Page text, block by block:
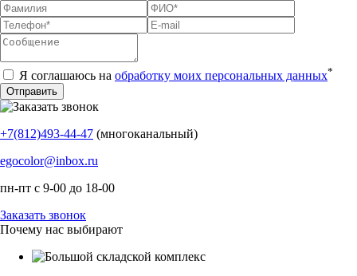
Я соглашаюсь на обработку моих персональных данных*
+7(812)493-44-47 (многоканальный)
egocolor@inbox.ru
пн-пт с 9-00 до 18-00
Заказать звонок
Почему нас выбирают